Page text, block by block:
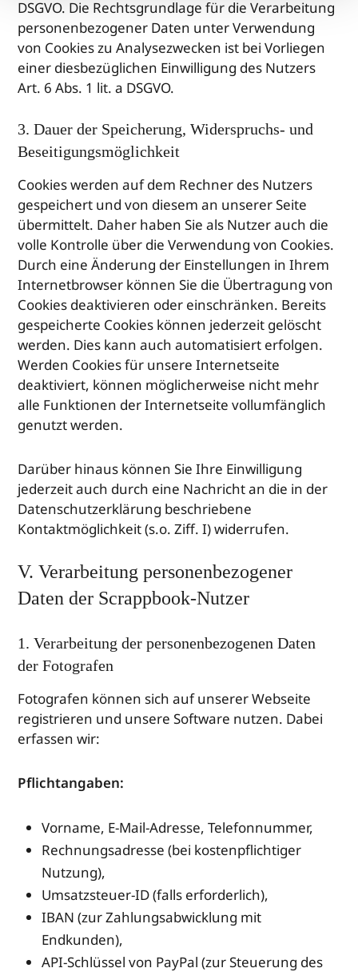
DSGVO. Die Rechtsgrundlage für die Verarbeitung
personenbezogener Daten unter Verwendung
von Cookies zu Analysezwecken ist bei Vorliegen
einer diesbezüglichen Einwilligung des Nutzers
Art. 6 Abs. 1 lit. a DSGVO.
3. Dauer der Speicherung, Widerspruchs- und
Beseitigungsmöglichkeit
Cookies werden auf dem Rechner des Nutzers
gespeichert und von diesem an unserer Seite
übermittelt. Daher haben Sie als Nutzer auch die
volle Kontrolle über die Verwendung von Cookies.
Durch eine Änderung der Einstellungen in Ihrem
Internetbrowser können Sie die Übertragung von
Cookies deaktivieren oder einschränken. Bereits
gespeicherte Cookies können jederzeit gelöscht
werden. Dies kann auch automatisiert erfolgen.
Werden Cookies für unsere Internetseite
deaktiviert, können möglicherweise nicht mehr
alle Funktionen der Internetseite vollumfänglich
genutzt werden.
Darüber hinaus können Sie Ihre Einwilligung
jederzeit auch durch eine Nachricht an die in der
Datenschutzerklärung beschriebene
Kontaktmöglichkeit (s.o. Ziff. I) widerrufen.
V. Verarbeitung personenbezogener
Daten der Scrappbook-Nutzer
1. Verarbeitung der personenbezogenen Daten
der Fotografen
Fotografen können sich auf unserer Webseite
registrieren und unsere Software nutzen. Dabei
erfassen wir:
Pflichtangaben:
Vorname, E-Mail-Adresse, Telefonnummer,
Rechnungsadresse (bei kostenpflichtiger
Nutzung),
Umsatzsteuer-ID (falls erforderlich),
IBAN (zur Zahlungsabwicklung mit
Endkunden),
API-Schlüssel von PayPal (zur Steuerung des